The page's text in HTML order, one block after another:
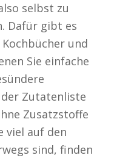
selbst zu
Dafür gibt es
und
Sie einfache
Zutatenliste
Zusatzstoffe
viel auf den
sind, finden